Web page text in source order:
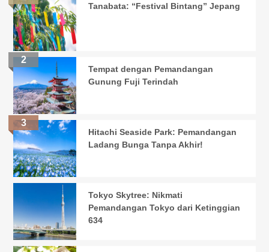
Tanabata: “Festival Bintang” Jepang
Tempat dengan Pemandangan
Gunung Fuji Terindah
Hitachi Seaside Park: Pemandangan
Ladang Bunga Tanpa Akhir!
Tokyo Skytree: Nikmati
Pemandangan Tokyo dari Ketinggian
634